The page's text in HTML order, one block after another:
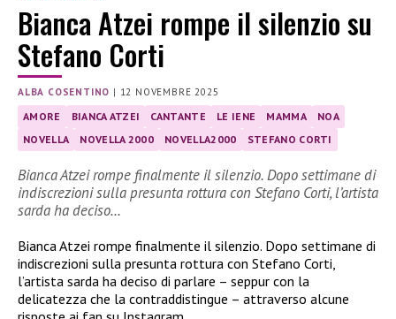
Bianca Atzei rompe il silenzio su
Stefano Corti
ALBA COSENTINO | 12 NOVEMBRE 2025
AMORE BIANCA ATZEI CANTANTE LE IENE MAMMA
NOA
NOVELLA
NOVELLA 2000 NOVELLA2000 STEFANO CORTI
Bianca Atzei rompe finalmente il silenzio. Dopo settimane di
indiscrezioni sulla presunta rottura con Stefano Corti, l’artista
sarda ha deciso…
Bianca Atzei rompe finalmente il silenzio. Dopo settimane di
indiscrezioni sulla presunta rottura con Stefano Corti,
l’artista sarda ha deciso di parlare – seppur con la
delicatezza che la contraddistingue – attraverso alcune